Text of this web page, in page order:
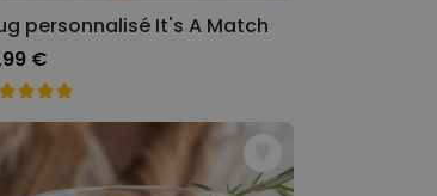
personnalisé It's A Match
€